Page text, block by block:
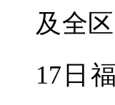
及全
17日